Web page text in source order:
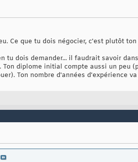
Ce que tu dois négocier, c'est plutôt
tu dois demander... il faudrait savoir
diplome initial compte aussi un peu
Ton nombre d'années d'expérience